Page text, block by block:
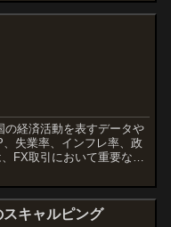
の経済活動を表すデータや
失業率、インフレ率、政
FX取引において重要な判
キャルピング